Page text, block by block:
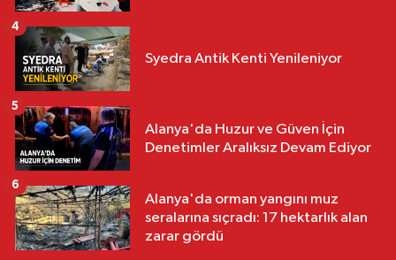
Syedra Antik Kenti Yenileniyor
4
Alanya'da Huzur ve Güven İçin
Denetimler Aralıksız Devam Ediyor
5
Alanya'da orman yangını muz
seralarına sıçradı: 17 hektarlık alan
zarar gördü
6